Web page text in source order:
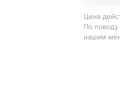
Цена
По поводу
нашим